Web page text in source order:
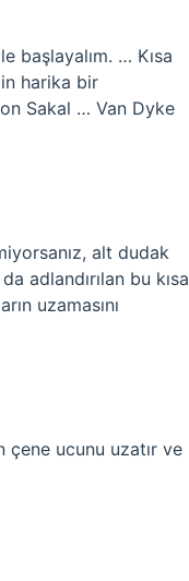
başlayalım. … Kısa
harika bir
Sakal … Van Dyke
alt dudak
adlandırılan bu kısa
uzamasını
ucunu uzatır ve